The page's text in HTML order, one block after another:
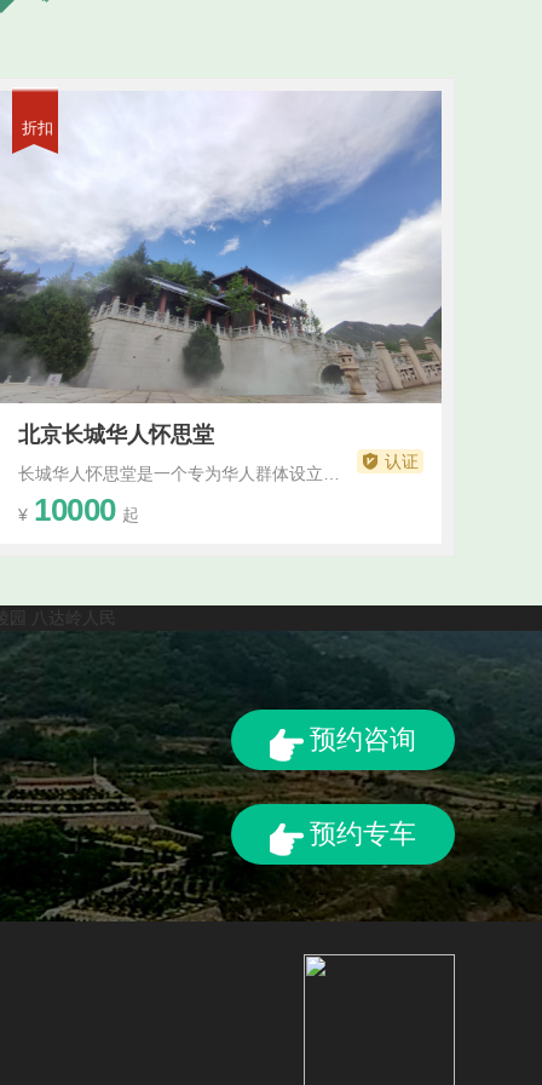
折扣
北京长城华人怀思堂
认证
¥ 10000 起
八达岭人民
预约咨询
预约专车